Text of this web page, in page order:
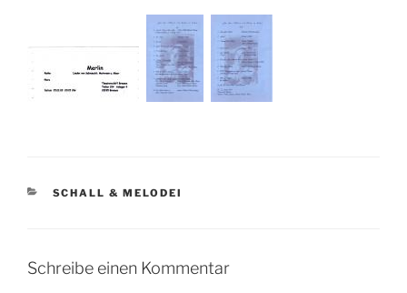
KATEGORIEN
SCHALL & MELODEI
Schreibe einen Kommentar